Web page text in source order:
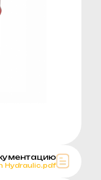
Hydraulic.pdf